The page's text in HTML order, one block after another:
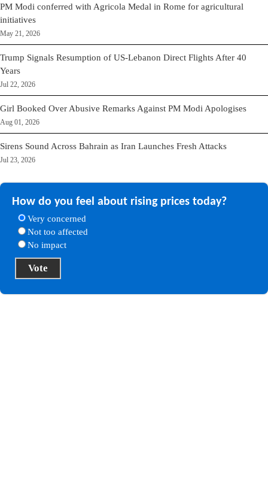
PM Modi conferred with Agricola Medal in Rome for agricultural
initiatives
May 21, 2026
Trump Signals Resumption of US-Lebanon Direct Flights After 40
Years
Jul 22, 2026
Girl Booked Over Abusive Remarks Against PM Modi Apologises
Aug 01, 2026
Sirens Sound Across Bahrain as Iran Launches Fresh Attacks
Jul 23, 2026
How do you feel about rising prices today?
Very concerned
Not too affected
No impact